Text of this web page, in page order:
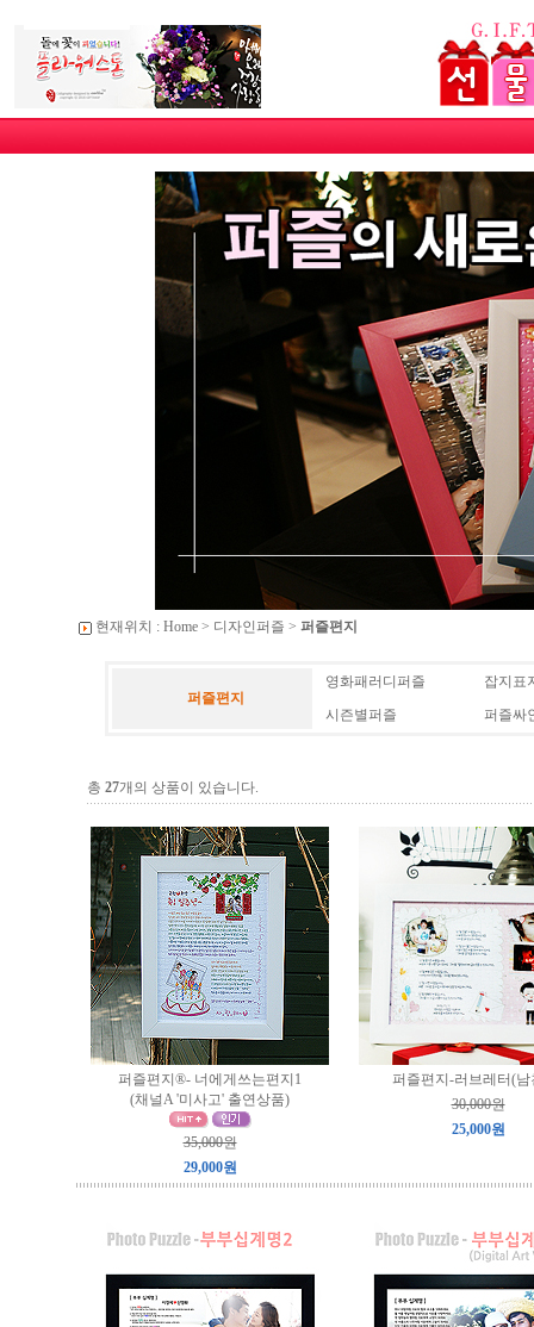
현재위치 : Home> 디자인퍼즐 > 퍼즐편지
퍼즐편지
영화패러디퍼즐
잡지표
시즌별퍼즐
퍼즐싸
총 27개의 상품이 있습니다.
퍼즐편지®- 너에게쓰는편지1
(채널A '미사고' 출연상품)
35,000원
29,000원
퍼즐편지-러브레터(남
30,000원
25,000원